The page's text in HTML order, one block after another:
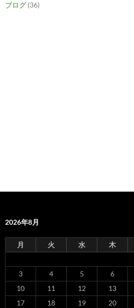
ブログ (36)
2026年8月
月 火 水 木
3
4 5 6
10
11 12 13
17
18 19 20